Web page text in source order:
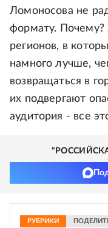
Ломоносова не
формату. Почему?
регионов, в
намного лучше,
возвращаться в
их подвергают
аудитория - все
РУБРИКИ